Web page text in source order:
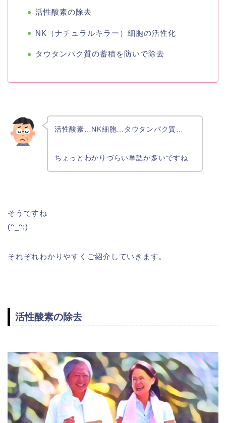
活性酸素の除去
NK（ナチュラルキラー）細胞の活性化
タウタンパク質の蓄積を防いで除去
活性酸素…NK細胞…タウタンパク質…
ちょっとわかりづらい単語が多いですね…
そうですね
(^_^;)
それぞれわかりやすくご紹介していきます。
活性酸素の除去